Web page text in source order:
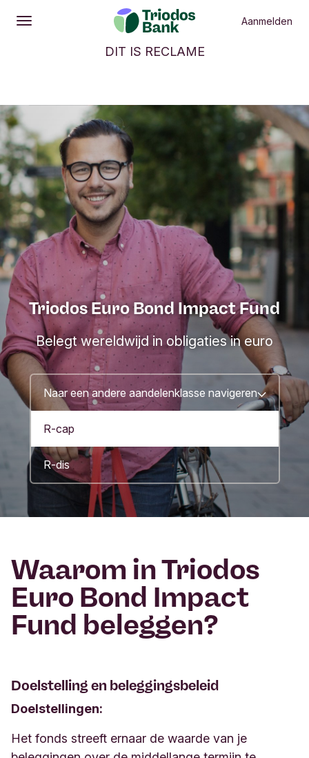
Openen
Hoofdmenu Aanmelden
DIT IS RECLAME
Triodos Euro Bond Impact Fund
Belegt wereldwijd in obligaties in euro
Naar een andere aandelenklasse navigeren
R-cap
R-dis
Waarom in Triodos
Euro Bond Impact
Fund beleggen?
Doelstelling en beleggingsbeleid
Doelstellingen:
Het fonds streeft ernaar de waarde van je